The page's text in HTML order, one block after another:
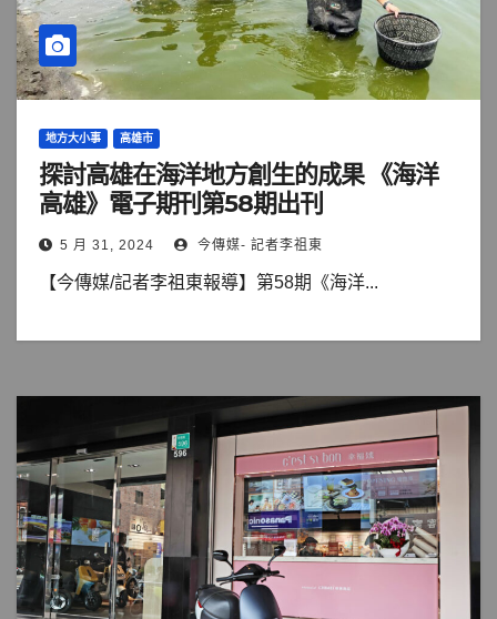
地方大小事 高雄市
探討高雄在海洋地方創生的成果 《海洋
高雄》電子期刊第58期出刊
5 月 31, 2024 今傳媒- 記者李祖東
【今傳媒/記者李祖東報導】第58期《海洋...